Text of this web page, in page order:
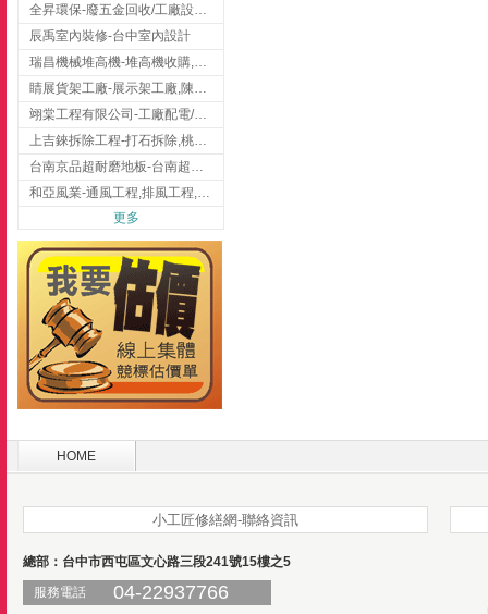
全昇環保-廢五金回收/工廠設備收購/機械設備回收/高價收購廠房設備
辰禹室內裝修-台中室內設計
瑞昌機械堆高機-堆高機收購,新北市堆高機,桃園堆高機
睛展貨架工廠-展示架工廠,陳列架,台中展示架工廠
翊棠工程有限公司-工廠配電/高雄消防機電公司
上吉錸拆除工程-打石拆除,桃園打石拆除,桃園拆除工程
台南京品超耐磨地板-台南超耐磨地板
和亞風業-通風工程,排風工程,彰化通風工程,彰化排風工程
更多
HOME
小工匠修繕網-聯絡資訊
總部：台中市西屯區文心路三段241號15樓之5
服務電話
04-22937766